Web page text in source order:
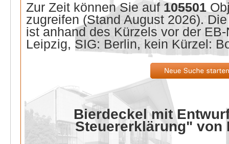
Zur Zeit können Sie auf 105501
zugreifen (Stand August 2026).
ist anhand des Kürzels vor der
Leipzig, SIG: Berlin, kein Kürzel:
Bierdeckel mit
Steuererklärung" von